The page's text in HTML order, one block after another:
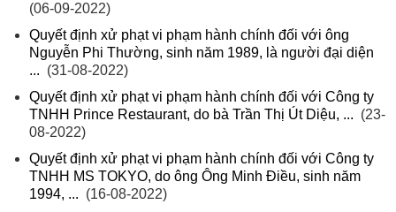
(06-09-2022)
Quyết định xử phạt vi phạm hành chính đối với ông
Nguyễn Phi Thường, sinh năm 1989, là người đại diện
... (31-08-2022)
Quyết định xử phạt vi phạm hành chính đối với Công ty
TNHH Prince Restaurant, do bà Trần Thị Út Diệu, ... (23-
08-2022)
Quyết định xử phạt vi phạm hành chính đối với Công ty
TNHH MS TOKYO, do ông Ông Minh Điều, sinh năm
1994, ... (16-08-2022)